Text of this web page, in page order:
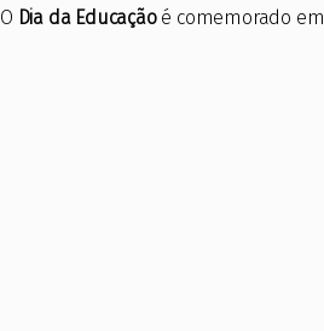
O Dia da Educaçãoé comemorado em